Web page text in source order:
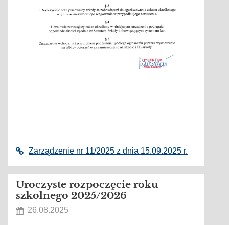
Zarządzenie nr 11/2025 z dnia 15.09.2025 r.
Uroczyste rozpoczęcie roku
szkolnego 2025/2026
26.08.2025